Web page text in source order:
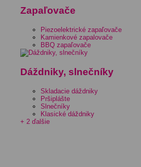
Zapaľovače
Piezoelektrické zapaľovače
Kamienkové zapalovače
BBQ zapaľovače
Dáždniky, slnečníky
Skladacie dáždniky
Pršiplášte
Slnečníky
Klasické dáždniky
+ 2 ďalšie